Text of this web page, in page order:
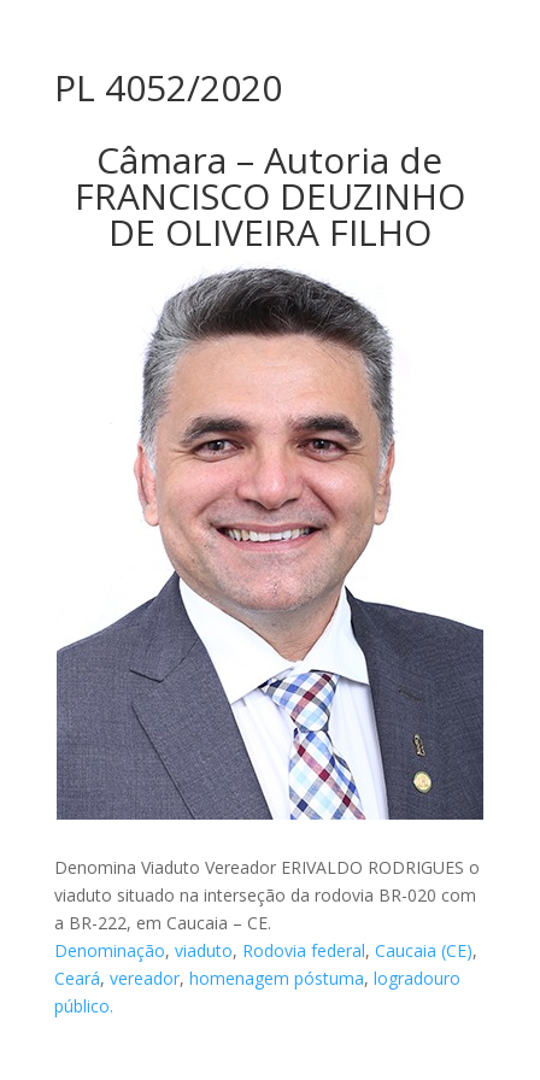
PL 4052/2020
Câmara – Autoria de
FRANCISCO DEUZINHO
DE OLIVEIRA FILHO
Denomina Viaduto Vereador ERIVALDO RODRIGUES o
viaduto situado na interseção da rodovia BR-020 com
a BR-222, em Caucaia – CE.
Denominação, viaduto, Rodovia federal, Caucaia (CE),
Ceará, vereador, homenagem póstuma, logradouro
público.